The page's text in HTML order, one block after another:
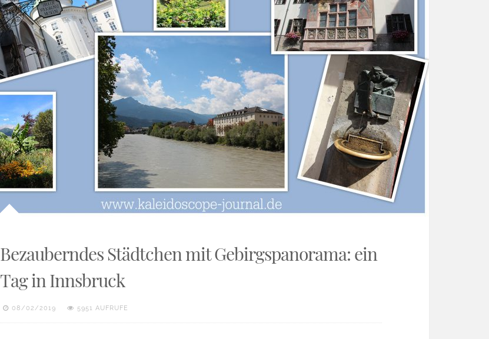
Bezauberndes Städtchen mit Gebirgspanorama: ein
Tag in Innsbruck
08/02/2019 5951 AUFRUFE